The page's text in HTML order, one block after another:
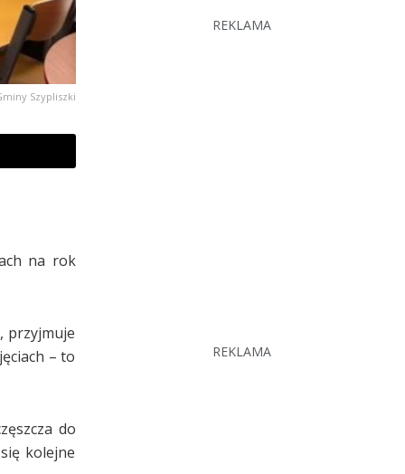
Szypliszki
na rok
przyjmuje
– to
do
kolejne
REKLAMA
REKLAMA